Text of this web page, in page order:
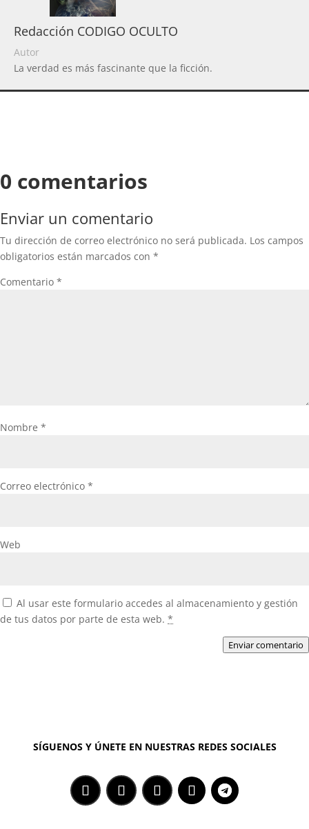
Redacción CODIGO OCULTO
Autor
La verdad es más fascinante que la ficción.
0 comentarios
Enviar un comentario
Tu dirección de correo electrónico no será publicada. Los campos
obligatorios están marcados con *
Comentario *
Nombre *
Correo electrónico *
Web
Al usar este formulario accedes al almacenamiento y gestión
de tus datos por parte de esta web. *
Enviar comentario
SÍGUENOS Y ÚNETE EN NUESTRAS REDES SOCIALES